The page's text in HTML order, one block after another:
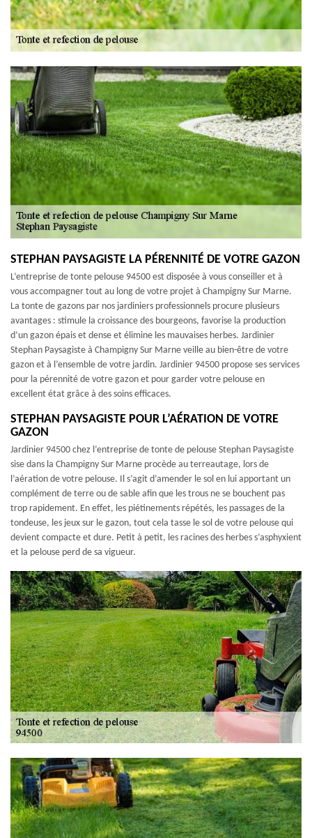
STEPHAN PAYSAGISTE LA PÉRENNITÉ DE VOTRE GAZON
L’entreprise de tonte pelouse 94500 est disposée à vous conseiller et à
vous accompagner tout au long de votre projet à Champigny Sur Marne.
La tonte de gazons par nos jardiniers professionnels procure plusieurs
avantages : stimule la croissance des bourgeons, favorise la production
d’un gazon épais et dense et élimine les mauvaises herbes. Jardinier
Stephan Paysagiste à Champigny Sur Marne veille au bien-être de votre
gazon et à l’ensemble de votre jardin. Jardinier 94500 propose ses services
pour la pérennité de votre gazon et pour garder votre pelouse en
excellent état grâce à des soins efficaces.
STEPHAN PAYSAGISTE POUR L’AÉRATION DE VOTRE
GAZON
Jardinier 94500 chez l’entreprise de tonte de pelouse Stephan Paysagiste
sise dans la Champigny Sur Marne procède au terreautage, lors de
l’aération de votre pelouse. Il s’agit d’amender le sol en lui apportant un
complément de terre ou de sable afin que les trous ne se bouchent pas
trop rapidement. En effet, les piétinements répétés, les passages de la
tondeuse, les jeux sur le gazon, tout cela tasse le sol de votre pelouse qui
devient compacte et dure. Petit à petit, les racines des herbes s’asphyxient
et la pelouse perd de sa vigueur.